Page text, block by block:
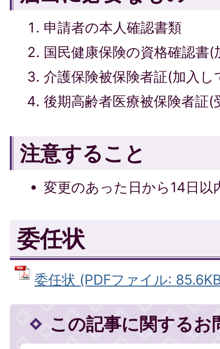
申請者の本人確認書類
国民健康保険の資格確認書
介護保険被保険者証(加入し
後期高齢者医療被保険者証
注意すること
変更のあった日から14日以
委任状
委任状 (PDFファイル:
この記事に関するお